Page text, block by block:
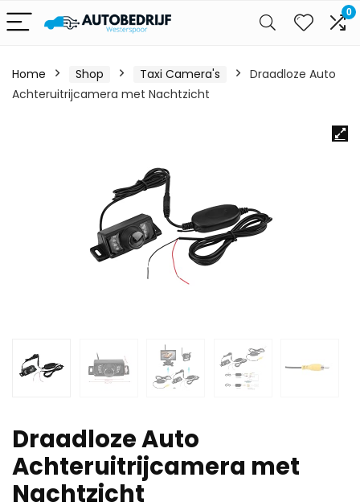
0
Home Shop Taxi Camera's
Draadloze Auto
Achteruitrijcamera met Nachtzicht
Draadloze Auto
Achteruitrijcamera met
Nachtzicht